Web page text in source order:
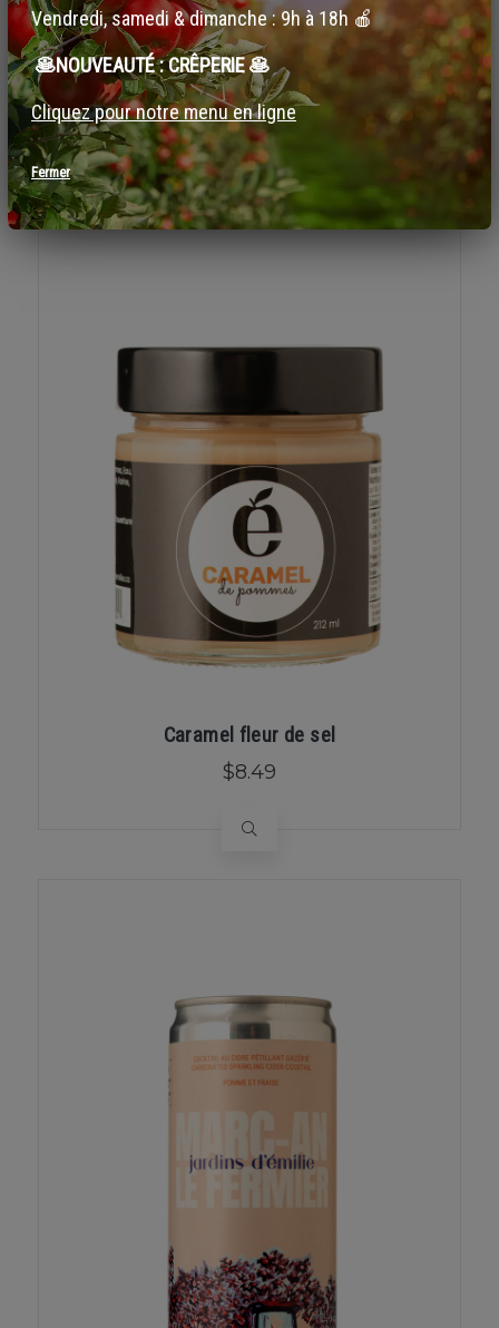
Caramel fleur de sel
$8.49
Vendredi, samedi & dimanche : 9h à 18h 🍎
🥞NOUVEAUTÉ : CRÊPERIE 🥞
Cliquez pour notre menu en ligne
Fermer